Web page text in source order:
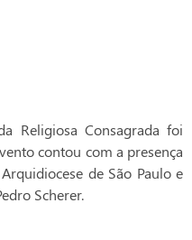
Religiosa Consagrada foi
contou com a presença
de São Paulo e
Scherer.